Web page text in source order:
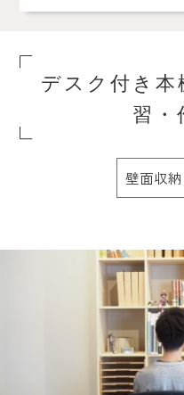
デスク付き本
習・
壁面収